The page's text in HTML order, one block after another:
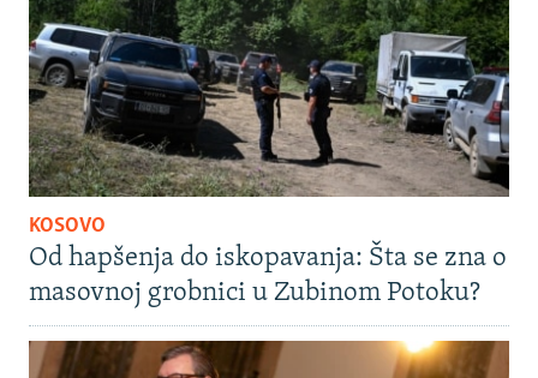
KOSOVO
Od hapšenja do iskopavanja: Šta se zna o
masovnoj grobnici u Zubinom Potoku?